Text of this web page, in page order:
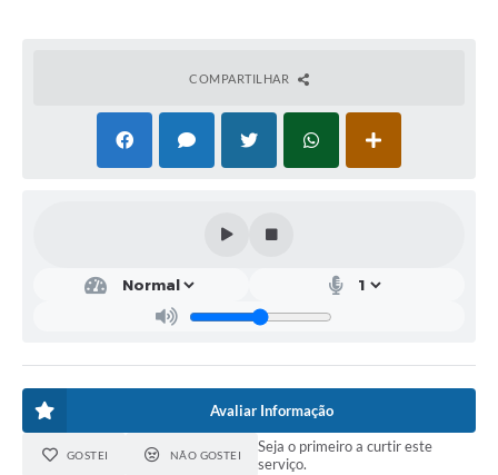
COMPARTILHAR
Avaliar Informação
GOSTEI NÃO GOSTEI
Seja o primeiro a curtir este
serviço.